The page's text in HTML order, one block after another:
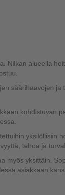
Nilkan alueella
säärihaavojen ja
kohdistuvan
yksilöllisiin
tehoa ja
myös yksittäin.
asiakkaan